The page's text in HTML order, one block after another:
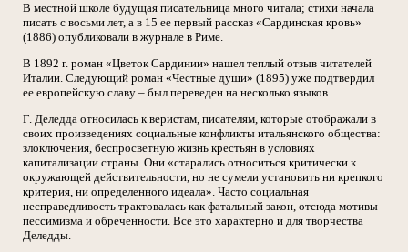
В местной школе будущая писательница много читала; стихи начала
писать с восьми лет, а в 15 ее первый рассказ «Сардинская кровь»
(1886) опубликовали в журнале в Риме.
В 1892 г. роман «Цветок Сардинии» нашел теплый отзыв читателей
Италии. Следующий роман «Честные души» (1895) уже подтвердил
ее европейскую славу – был переведен на несколько языков.
Г. Деледда относилась к веристам, писателям, которые отображали в
своих произведениях социальные конфликты итальянского общества:
злоключения, беспросветную жизнь крестьян в условиях
капитализации страны. Они «старались относиться критически к
окружающей действительности, но не сумели установить ни крепкого
критерия, ни определенного идеала». Часто социальная
несправедливость трактовалась как фатальный закон, отсюда мотивы
пессимизма и обреченности. Все это характерно и для творчества
Деледды.